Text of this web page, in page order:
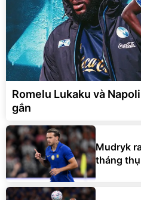
Romelu Lukaku và
gắn
Mudryk
tháng